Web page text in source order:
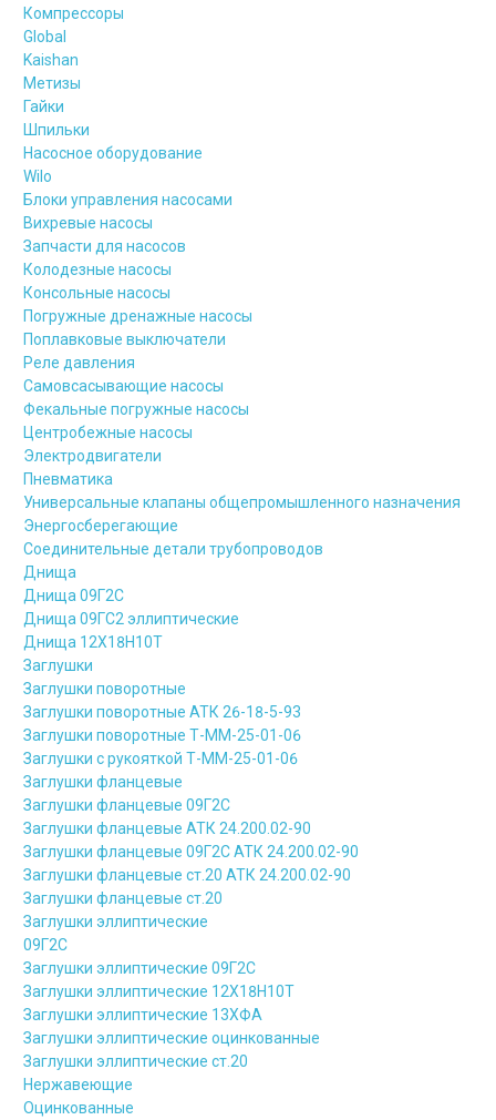
Компрессоры
Global
Kaishan
Метизы
Гайки
Шпильки
Насосное оборудование
Wilo
Блоки управления насосами
Вихревые насосы
Запчасти для насосов
Колодезные насосы
Консольные насосы
Погружные дренажные насосы
Поплавковые выключатели
Реле давления
Самовсасывающие насосы
Фекальные погружные насосы
Центробежные насосы
Электродвигатели
Пневматика
Универсальные клапаны общепромышленного назначения
Энергосберегающие
Соединительные детали трубопроводов
Днища
Днища 09Г2С
Днища 09ГС2 эллиптические
Днища 12Х18Н10Т
Заглушки
Заглушки поворотные
Заглушки поворотные АТК 26-18-5-93
Заглушки поворотные Т-ММ-25-01-06
Заглушки с рукояткой Т-ММ-25-01-06
Заглушки фланцевые
Заглушки фланцевые 09Г2С
Заглушки фланцевые АТК 24.200.02-90
Заглушки фланцевые 09Г2С АТК 24.200.02-90
Заглушки фланцевые ст.20 АТК 24.200.02-90
Заглушки фланцевые ст.20
Заглушки эллиптические
09Г2С
Заглушки эллиптические 09Г2С
Заглушки эллиптические 12Х18Н10Т
Заглушки эллиптические 13ХФА
Заглушки эллиптические оцинкованные
Заглушки эллиптические ст.20
Нержавеющие
Оцинкованные